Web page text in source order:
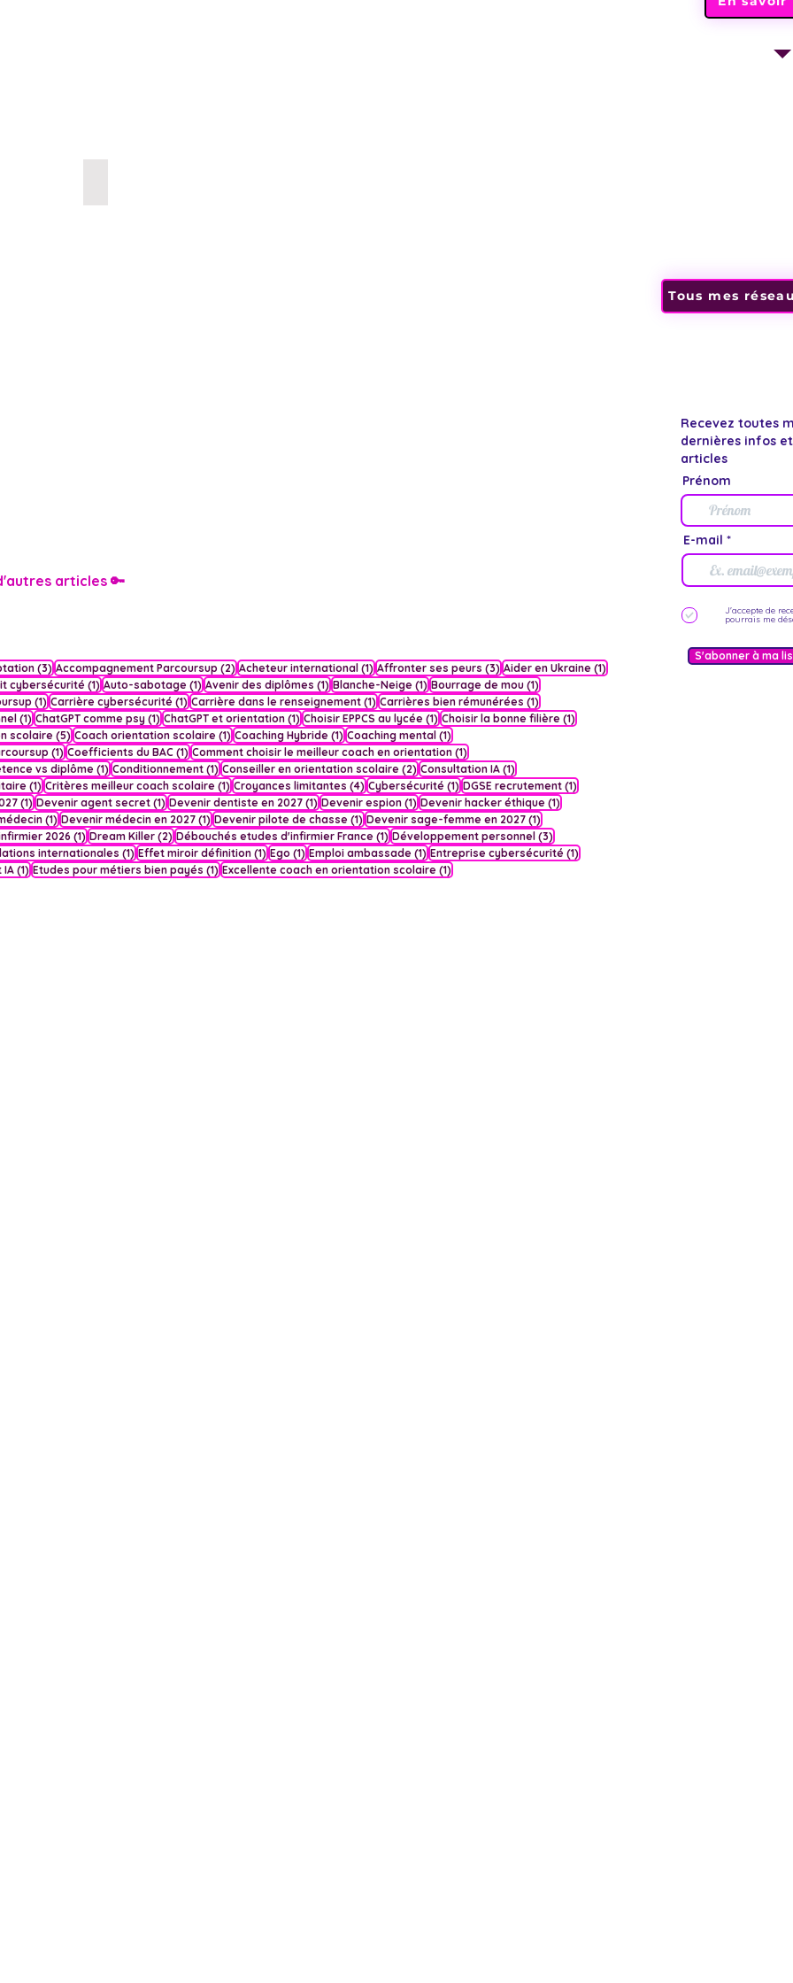
articles 🔑
(3)3 posts
Accompagnement Parcoursup (2)2 posts
Acheteur international (1)1 post
Affronter ses peurs (3)3 posts
Aider en Ukraine (1)1 post
cybersécurité (1)1 post
Auto-sabotage (1)1 post
Avenir des diplômes (1)1 post
Blanche-Neige (1)1 post
Bourrage de mou (1)1 post
(1)1 post
Carrière cybersécurité (1)1 post
Carrière dans le renseignement (1)1 post
Carrières bien rémunérées (1)1 post
(1)1 post
ChatGPT comme psy (1)1 post
ChatGPT et orientation (1)1 post
Choisir EPPCS au lycée (1)1 post
Choisir la bonne filière (1)1 post
scolaire (5)5 posts
Coach orientation scolaire (1)1 post
Coaching Hybride (1)1 post
Coaching mental (1)1 post
(1)1 post
Coefficients du BAC (1)1 post
Comment choisir le meilleur coach en orientation (1)1 post
vs diplôme (1)1 post
Conditionnement (1)1 post
Conseiller en orientation scolaire (2)2 posts
Consultation IA (1)1 post
(1)1 post
Critères meilleur coach scolaire (1)1 post
Croyances limitantes (4)4 posts
Cybersécurité (1)1 post
DGSE recrutement (1)1 post
(1)1 post
Devenir agent secret (1)1 post
Devenir dentiste en 2027 (1)1 post
Devenir espion (1)1 post
Devenir hacker éthique (1)1 post
(1)1 post
Devenir médecin en 2027 (1)1 post
Devenir pilote de chasse (1)1 post
Devenir sage-femme en 2027 (1)1 post
2026 (1)1 post
Dream Killer (2)2 posts
Débouchés etudes d'infirmier France (1)1 post
Développement personnel (3)3 posts
internationales (1)1 post
Effet miroir définition (1)1 post
Ego (1)1 post
Emploi ambassade (1)1 post
Entreprise cybersécurité (1)1 post
IA (1)1 post
Etudes pour métiers bien payés (1)1 post
Excellente coach en orientation scolaire (1)1 post
Tous mes
Recevez toutes
dernières infos
articles
Prénom
E-mail
J'accepte de
pourrais me
S'abonner à ma